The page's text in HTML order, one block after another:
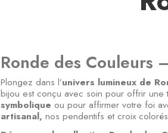
Ronde des Couleurs
Plongez dans l’univers lumineux de
bijou est conçu avec soin pour offrir une
symbolique ou pour affirmer votre foi
artisanal, nos pendentifs et croix